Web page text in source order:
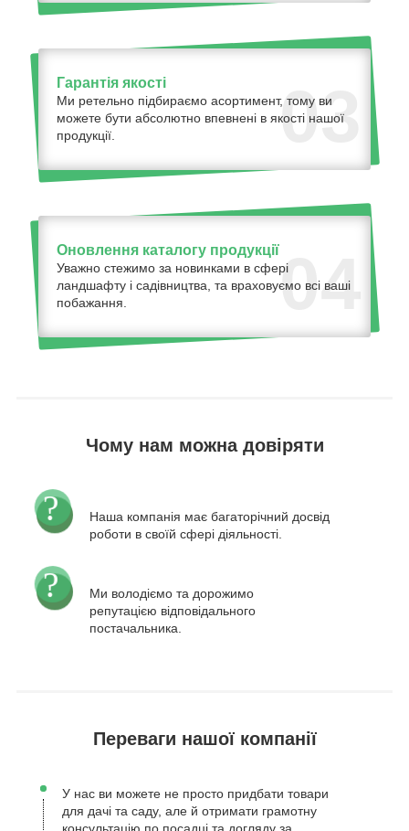
03
Гарантія якості
Ми ретельно підбираємо асортимент, тому ви
можете бути абсолютно впевнені в якості нашої
продукції.
04
Оновлення каталогу продукції
Уважно стежимо за новинками в сфері
ландшафту і садівництва, та враховуємо всі ваші
побажання.
Чому нам можна довіряти
Наша компанія має багаторічний досвід
роботи в своїй сфері діяльності.
Ми володіємо та дорожимо
репутацією відповідального
постачальника.
Переваги нашої компанії
У нас ви можете не просто придбати товари
для дачі та саду, але й отримати грамотну